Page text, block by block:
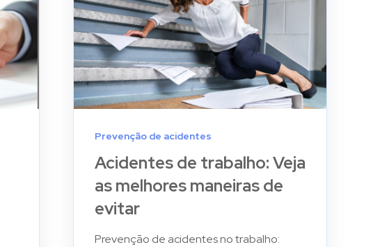
Prevenção de acidentes
Acidentes de trabalho: Veja
as melhores maneiras de
evitar
Prevenção de acidentes no trabalho: